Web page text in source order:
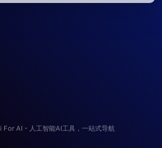
i For AI - 人工智能AI工具，一站式导航